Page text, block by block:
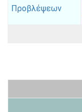
Προβλέψεων